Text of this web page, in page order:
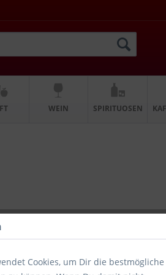
WEIN SPIRITUOSEN
Cookies, um Dir die bestmögliche